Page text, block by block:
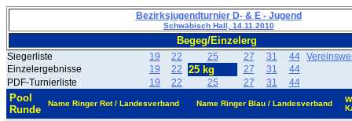
Bezirksjugendturnier D- & E - Jugend
Schwäbisch Hall, 14.11.2010
Begeg/Einzelerg
Siegerliste 19 22 25 27 31 44
Einzelergebnisse
19 22 25 kg 27 31
44
PDF-Turnierliste
19 22 25 27 31 44
Pool
Runde
Name Ringer Rot / Landesverband Name Ringer Blau / Landesverband